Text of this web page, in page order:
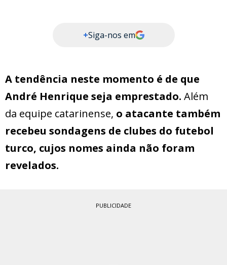
+Siga-nos em
A tendência neste momento é de que
André Henrique seja emprestado. Além
da equipe catarinense, o atacante também
recebeu sondagens de clubes do futebol
turco, cujos nomes ainda não foram
revelados.
PUBLICIDADE